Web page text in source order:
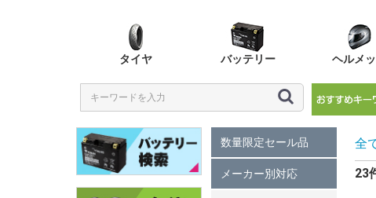
タイヤ バッテリー ヘルメ
数量限定セール品
メーカー別対応
全
23